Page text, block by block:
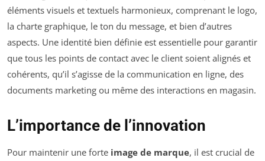
éléments visuels et textuels harmonieux, comprenant le logo,
la charte graphique, le ton du message, et bien d’autres
aspects. Une identité bien définie est essentielle pour garantir
que tous les points de contact avec le client soient alignés et
cohérents, qu’il s’agisse de la communication en ligne, des
documents marketing ou même des interactions en magasin.
L’importance de l’innovation
Pour maintenir une forte image de marque, il est crucial de